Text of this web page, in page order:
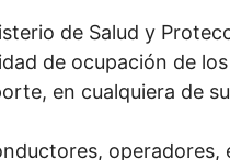
de Salud y
de ocupación de
en cualquiera de